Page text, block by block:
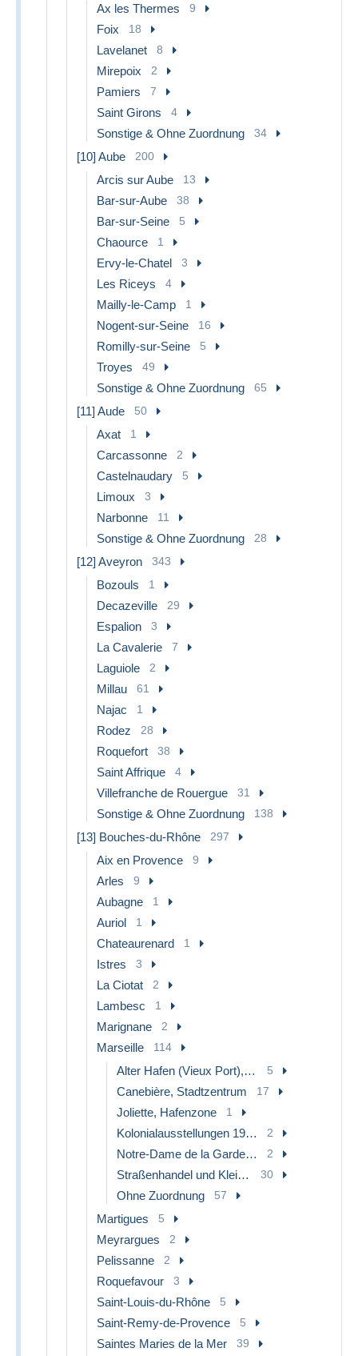
Ax les Thermes 9
Foix 18
Lavelanet 8
Mirepoix 2
Pamiers 7
Saint Girons 4
Sonstige & Ohne Zuordnung 34
[10] Aube 200
Arcis sur Aube 13
Bar-sur-Aube 38
Bar-sur-Seine 5
Chaource 1
Ervy-le-Chatel 3
Les Riceys 4
Mailly-le-Camp 1
Nogent-sur-Seine 16
Romilly-sur-Seine 5
Troyes 49
Sonstige & Ohne Zuordnung 65
[11] Aude 50
Axat 1
Carcassonne 2
Castelnaudary 5
Limoux 3
Narbonne 11
Sonstige & Ohne Zuordnung 28
[12] Aveyron 343
Bozouls 1
Decazeville 29
Espalion 3
La Cavalerie 7
Laguiole 2
Millau 61
Najac 1
Rodez 28
Roquefort 38
Saint Affrique 4
Villefranche de Rouergue 31
Sonstige & Ohne Zuordnung 138
[13] Bouches-du-Rhône 297
Aix en Provence 9
Arles 9
Aubagne 1
Auriol 1
Chateaurenard 1
Istres 3
La Ciotat 2
Lambesc 1
Marignane 2
Marseille 114
Alter Hafen (Vieux Port), Saint-Victor, Le Panier 5
Canebière, Stadtzentrum 17
Joliette, Hafenzone 1
Kolonialausstellungen 1906 - 1922 2
Notre-Dame de la Garde, Aufzug und Marienfigur 2
Straßenhandel und Kleingewerbe 30
Ohne Zuordnung 57
Martigues 5
Meyrargues 2
Pelissanne 2
Roquefavour 3
Saint-Louis-du-Rhône 5
Saint-Remy-de-Provence 5
Saintes Maries de la Mer 39